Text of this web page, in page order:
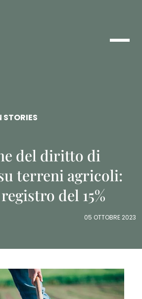
STORIES
del diritto di
terreni agricoli:
del 15%
05 OTTOBRE 2023